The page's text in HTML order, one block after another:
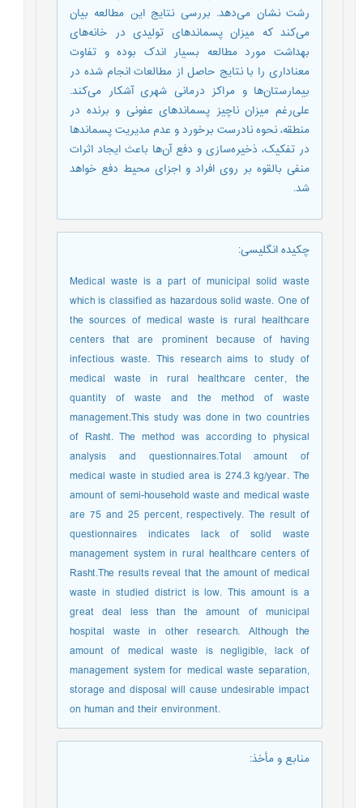
رشت نشان می‌دهد. بررسی نتایج این مطالعه بیان
می‌کند که میزان پسماندهای تولیدی در خانه‌های
بهداشت مورد مطالعه بسیار اندک بوده و تفاوت
معناداری را با نتایج حاصل از مطالعات انجام شده در
بیمارستان‌ها و مراکز درمانی شهری آشکار می‌کند.
علی‌رغم میزان ناچیز پسماندهای عفونی و برنده در
منطقه، نحوه نادرست برخورد و عدم مدیریت پسماندها
در تفکیک، ذخیره‌سازی و دفع آن‌ها باعث ایجاد اثرات
منفی بالقوه بر روی افراد و اجزای محیط دفع خواهد
شد.
چکیده انگلیسی:
Medical waste is a part of municipal solid waste
which is classified as hazardous solid waste. One of
the sources of medical waste is rural healthcare
centers that are prominent because of having
infectious waste. This research aims to study of
medical waste in rural healthcare center, the
quantity of waste and the method of waste
management.This study was done in two countries
of Rasht. The method was according to physical
analysis and questionnaires.Total amount of
medical waste in studied area is 274.3 kg/year. The
amount of semi-household waste and medical waste
are 75 and 25 percent, respectively. The result of
questionnaires indicates lack of solid waste
management system in rural healthcare centers of
Rasht.The results reveal that the amount of medical
waste in studied district is low. This amount is a
great deal less than the amount of municipal
hospital waste in other research. Although the
amount of medical waste is negligible, lack of
management system for medical waste separation,
storage and disposal will cause undesirable impact
on human and their environment.
منابع و مأخذ: